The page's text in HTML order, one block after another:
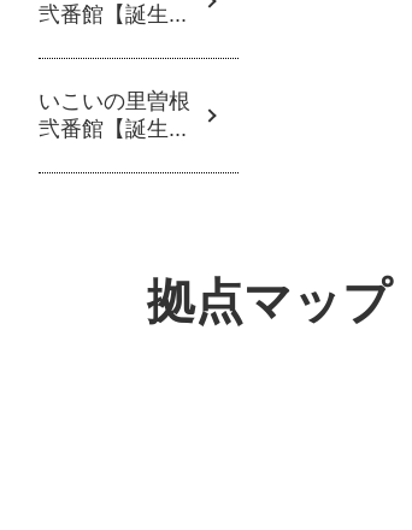
弐番館【誕生...
いこいの里曽根
弐番館【誕生...
拠点マップ